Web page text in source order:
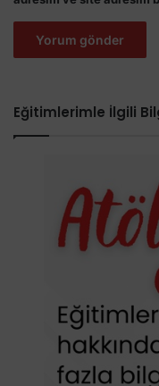
Eğitimlerimle İlgili